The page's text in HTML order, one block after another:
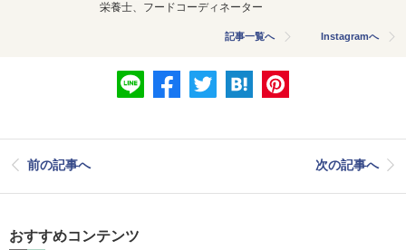
栄養士、フードコーディネーター
記事一覧へ Instagramへ
前の記事へ 次の記事へ
おすすめコンテンツ